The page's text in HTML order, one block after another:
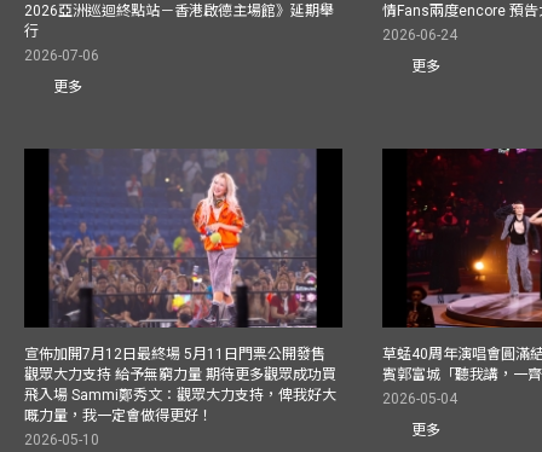
2026亞洲巡迴終點站－香港啟德主場館》延期舉
行
2026-07-06
更多
情Fans兩度encore 預
2026-06-24
更多
宣佈加開7月12日最終場 5月11日門票公開發售
觀眾大力支持 給予無窮力量 期待更多觀眾成功買
飛入場 Sammi鄭秀文：觀眾大力支持，俾我好大
嘅力量，我一定會做得更好！
2026-05-10
草蜢40周年演唱會圓滿
賓郭富城「聽我講，一
2026-05-04
更多